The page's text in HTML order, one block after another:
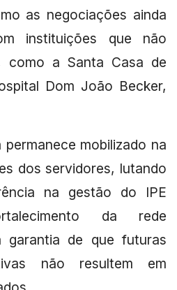
as negociações ainda
instituições que não
como a Santa Casa de
Dom João Becker,
mobilizado na
dos servidores, lutando
na gestão do IPE
da rede
garantia de que futuras
não resultem em